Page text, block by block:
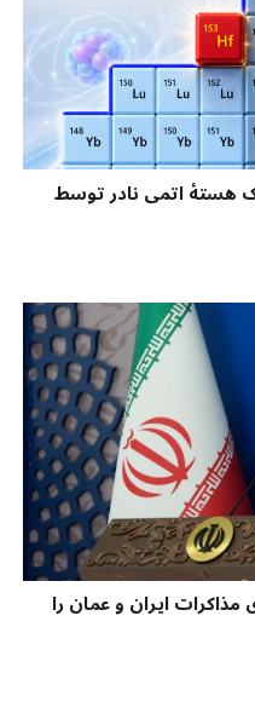
هستهٔ اتمی نادر توسط
ایران و عمان را